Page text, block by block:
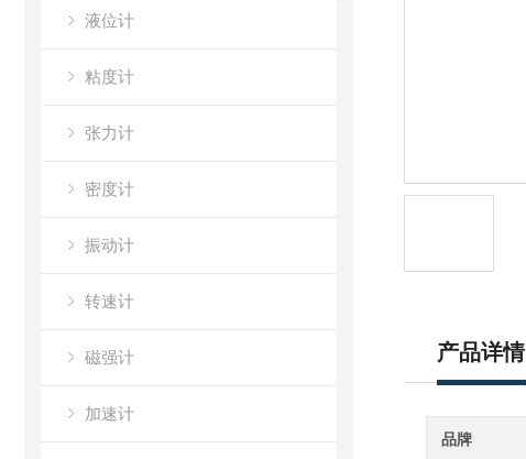
液位计
粘度计
张力计
密度计
振动计
转速计
磁强计
加速计
产品详情
品牌